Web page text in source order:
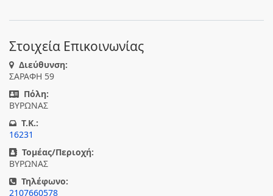
Στοιχεία Επικοινωνίας
Διεύθυνση:
ΣΑΡΑΦΗ 59
Πόλη:
ΒΥΡΩΝΑΣ
T.K.:
16231
Τομέας/Περιοχή:
ΒΥΡΩΝΑΣ
Τηλέφωνο:
2107660578